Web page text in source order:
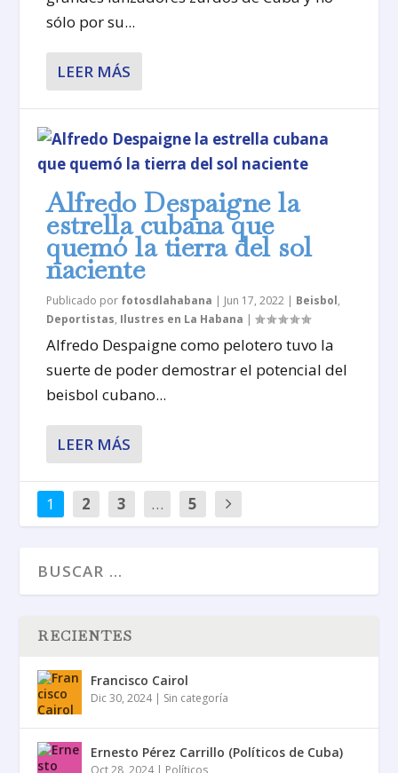
sólo por su...
LEER MÁS
Alfredo Despaigne la
estrella cubana que
quemó la tierra del sol
naciente
Publicado por fotosdlahabana | Jun 17, 2022 | Beisbol,
Deportistas, Ilustres en La Habana |
Alfredo Despaigne como pelotero tuvo la
suerte de poder demostrar el potencial del
beisbol cubano...
LEER MÁS
1 2 3 … 5
RECIENTES
Francisco Cairol
Dic 30, 2024| Sin categoría
Ernesto Pérez Carrillo (Políticos de Cuba)